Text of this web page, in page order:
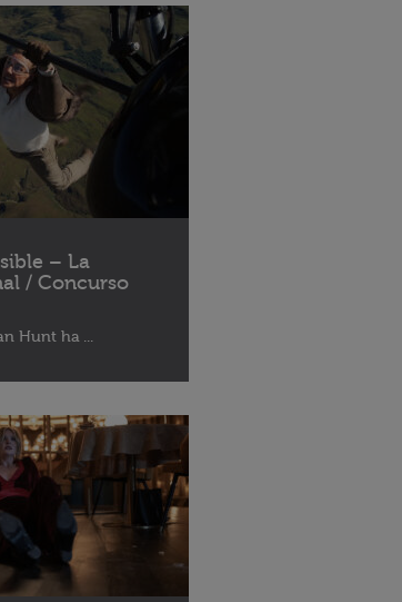
– La
/ Concurso
Hunt ha ...